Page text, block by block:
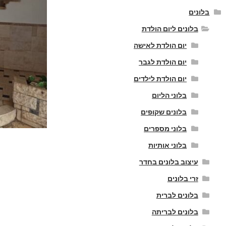
בלונים
בלונים ליום הולדת
יום הולדת לאישה
יום הולדת לגבר
יום הולדת לילדים
בלוני הליום
בלונים שקופים
בלוני מספרים
בלוני אותיות
עיצוב בלונים בחדר
זרי בלונים
בלונים לברית
בלונים לבריתה